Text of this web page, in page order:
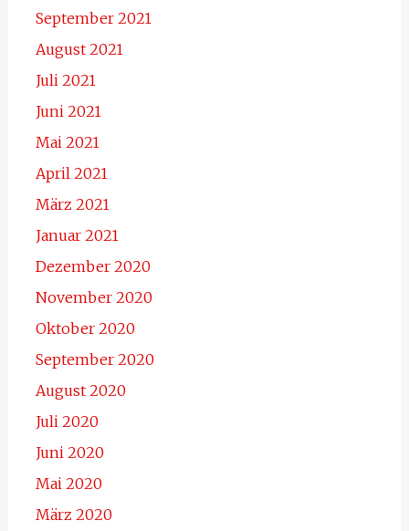
September 2021
August 2021
Juli 2021
Juni 2021
Mai 2021
April 2021
März 2021
Januar 2021
Dezember 2020
November 2020
Oktober 2020
September 2020
August 2020
Juli 2020
Juni 2020
Mai 2020
März 2020